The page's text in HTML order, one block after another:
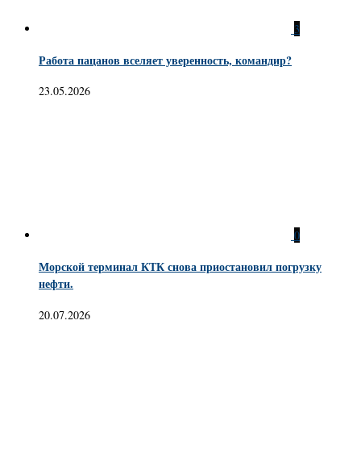
3
Работа пацанов вселяет уверенность, командир?
23.05.2026
0
Морской терминал КТК снова приостановил погрузку
нефти.
20.07.2026